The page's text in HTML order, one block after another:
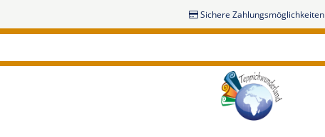
Sichere Zahlungsmöglichkeiten